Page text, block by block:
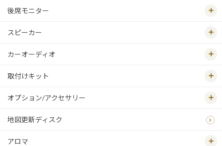
後席モニター
スピーカー
カーオーディオ
取付けキット
オプション/アクセサリー
地図更新ディスク
アロマ